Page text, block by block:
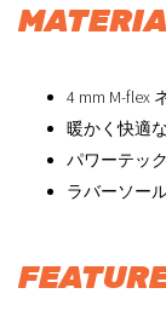
4 mm M-flex
暖かく快適
パワーテッ
ラバーソー